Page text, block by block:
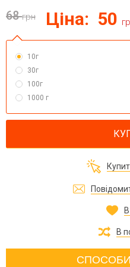
68 грн Ціна: 50
10г
30г
100г
1000 г
В